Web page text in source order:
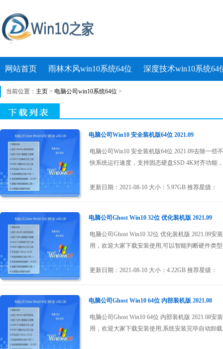
网站首页 雨林木风win10系统64位 深度技术win10系统64
当前位置： 主页 > 电脑公司win10系统64位 >
电脑公司Win10 安全装机版64位 2021.09
电脑公司Win10 安全装机版64位 2021.09去除一
快系统运行速度，支持固态硬盘SSD 4K对齐功能
更新日期：2021-08-10 大小：5.97GB 推荐星级：
电脑公司Ghost Win10 32位 优化装机版 2021.09
电脑公司Ghost Win10 32位 优化装机版 2021.09
用，欢迎大家下载安装使用,可以智能判断硬件类
更新日期：2021-08-10 大小：4.22GB 推荐星级：
电脑公司Ghost Win10 64位 内部装机版 2021.08
电脑公司Ghost Win10 64位 内部装机版 2021.08
用，欢迎大家下载安装使用,系统安装完毕自动卸